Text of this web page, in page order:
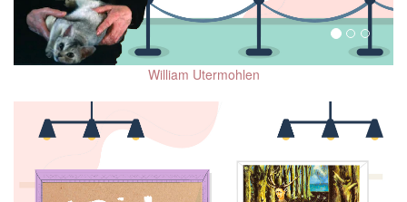
William Utermohlen